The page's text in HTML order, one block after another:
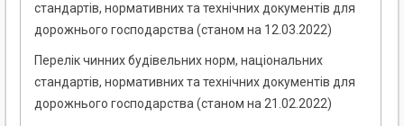
стандартів, нормативних та технічних документів для
дорожнього господарства (станом на 12.03.2022)
Перелік чинних будівельних норм, національних
стандартів, нормативних та технічних документів для
дорожнього господарства (станом на 21.02.2022)